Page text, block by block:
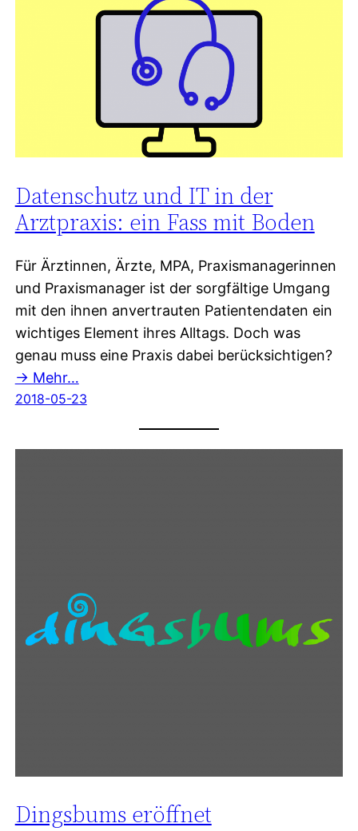
Datenschutz und IT in der
Arztpraxis: ein Fass mit Boden
Für Ärztinnen, Ärzte, MPA, Praxismanagerinnen
und Praxismanager ist der sorgfältige Umgang
mit den ihnen anvertrauten Patientendaten ein
wichtiges Element ihres Alltags. Doch was
genau muss eine Praxis dabei berücksichtigen?
→ Mehr…
2018-05-23
Dingsbums eröffnet